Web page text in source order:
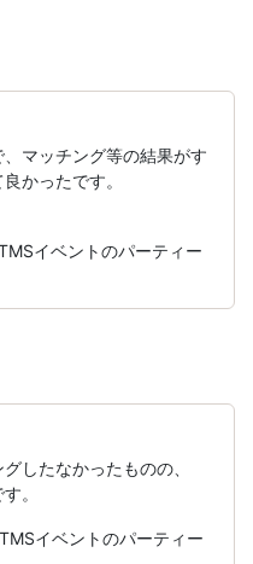
マッチング等の結果がす
良かったです。
イベントのパーティー
したなかったものの、
。
イベントのパーティー